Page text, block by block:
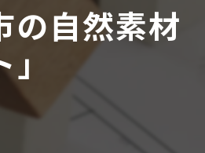
自然素材